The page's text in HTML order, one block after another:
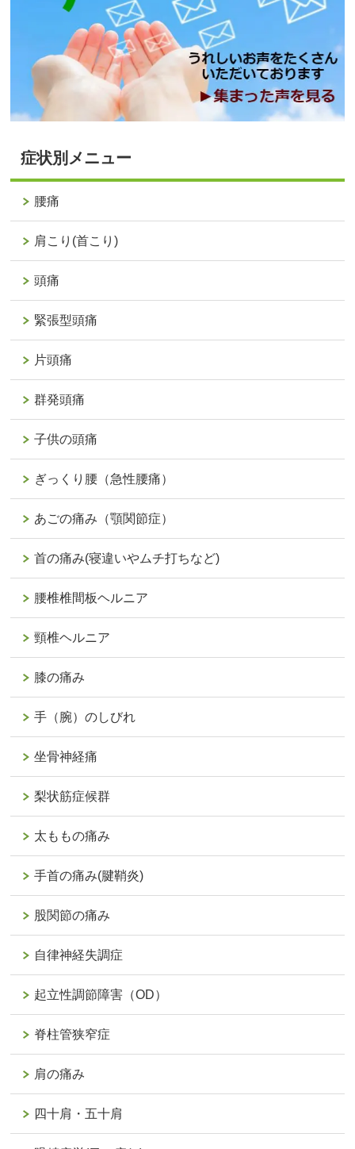
症状別メニュー
腰痛
肩こり(首こり)
頭痛
緊張型頭痛
片頭痛
群発頭痛
子供の頭痛
ぎっくり腰（急性腰痛）
あごの痛み（顎関節症）
首の痛み(寝違いやムチ打ちなど)
腰椎椎間板ヘルニア
頸椎ヘルニア
膝の痛み
手（腕）のしびれ
坐骨神経痛
梨状筋症候群
太ももの痛み
手首の痛み(腱鞘炎)
股関節の痛み
自律神経失調症
起立性調節障害（OD）
脊柱管狭窄症
肩の痛み
四十肩・五十肩